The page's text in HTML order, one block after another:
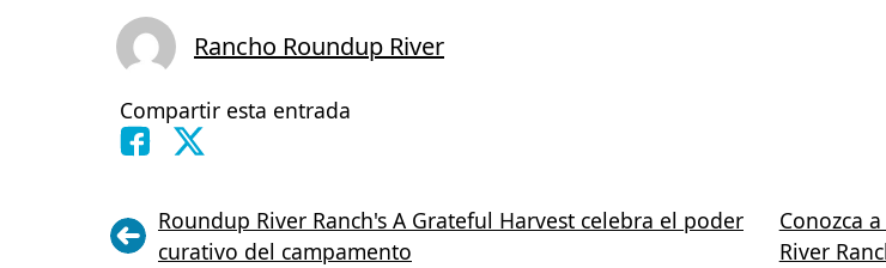
Rancho Roundup River
Compartir esta entrada
Roundup River Ranch's A Grateful Harvest celebra el poder
curativo del campamento
Conozca
River